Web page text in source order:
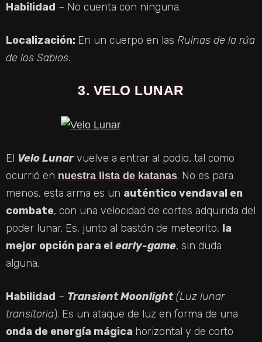
Habilidad – No cuenta con ninguna.
Localización: En un cuerpo en las Ruinas de la rúa
de los Sabios.
3. VELO LUNAR
El Velo Lunarvuelve a entrar al podio, tal como
ocurrió en nuestra lista de katanas. No es para
menos, esta arma es un auténtico vendaval en
combate, con una velocidad de cortes adquirida del
poder lunar. Es, junto al bastón de meteorito, la
mejor opción para elearly-game, sin duda
alguna.
Habilidad – Transient Moonlight(Luz lunar
transitoria). Es un ataque de luz en forma de una
onda de energía mágica horizontal y de corto